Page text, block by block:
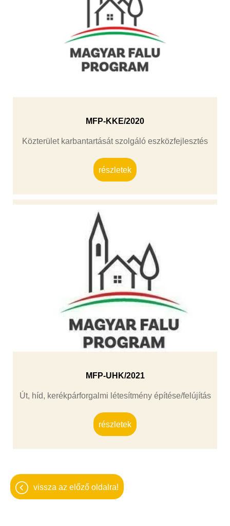
MFP-KKE/2020
Közterület karbantartását szolgáló eszközfejlesztés
részletek
MFP-UHK/2021
Út, híd, kerékpárforgalmi létesítmény építése/felújítás
részletek
vissza az előző oldalra!